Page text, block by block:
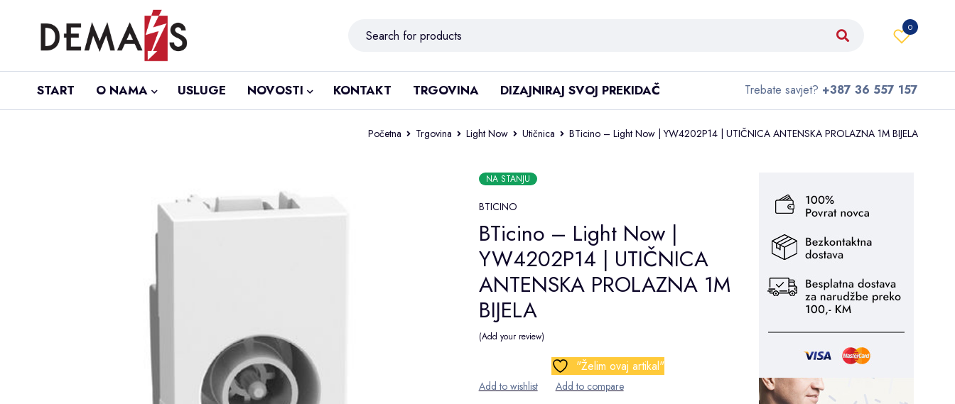
0
START O NAMA USLUGE NOVOSTI KONTAKT TRGOVINA DIZAJNIRAJ SVOJ PREKIDAČ Trebate savjet? +387 36 557 157
Početna Trgovina Light Now Utičnica BTicino – Light Now | YW4202P14 | UTIČNICA ANTENSKA PROLAZNA 1M BIJELA
NA STANJU
BTICINO
BTicino – Light Now |
YW4202P14 | UTIČNICA
ANTENSKA PROLAZNA 1M
BIJELA
Add your review
"Želim ovaj artikal"